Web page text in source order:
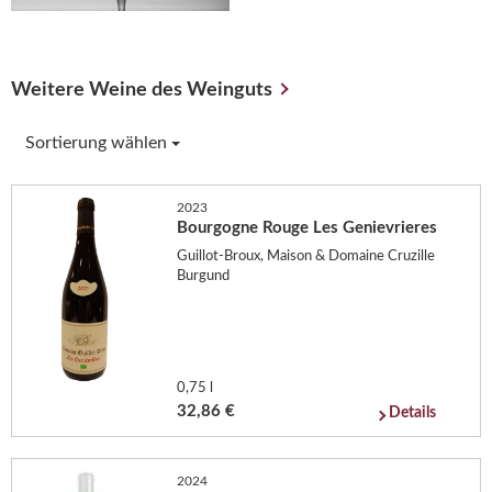
Weitere Weine des Weinguts
Sortierung wählen
2023
Bourgogne Rouge Les Genievrieres
Guillot-Broux, Maison & Domaine Cruzille
Burgund
0,75 l
32,86 € Details
2024